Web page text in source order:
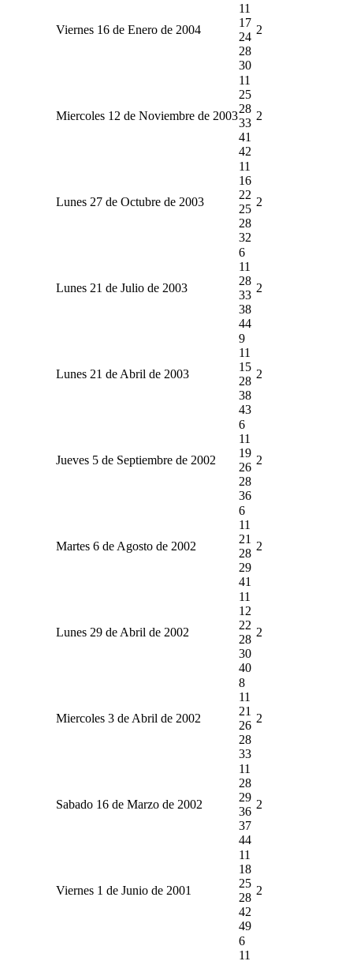
Viernes 16 de Enero de 2004
11
17
24
28
30
2
Miercoles 12 de Noviembre de 2003
11
25
28
33
41
42
2
Lunes 27 de Octubre de 2003
11
16
22
25
28
32
2
Lunes 21 de Julio de 2003
6
11
28
33
38
44
2
Lunes 21 de Abril de 2003
9
11
15
28
38
43
2
Jueves 5 de Septiembre de 2002
6
11
19
26
28
36
2
Martes 6 de Agosto de 2002
6
11
21
28
29
41
2
Lunes 29 de Abril de 2002
11
12
22
28
30
40
2
Miercoles 3 de Abril de 2002
8
11
21
26
28
33
2
Sabado 16 de Marzo de 2002
11
28
29
36
37
44
2
Viernes 1 de Junio de 2001
11
18
25
28
42
49
2
6
11